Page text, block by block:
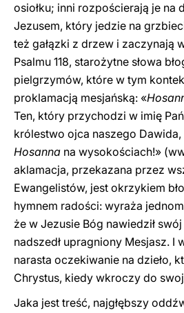
osiołku; inni rozpościerają je na
Jezusem, który jedzie na
też gałązki z drzew i zaczynają
Psalmu 118, starożytne słowa
pielgrzymów, które w tym
proklamacją mesjańską: «
Ten, który przychodzi w imię
królestwo ojca naszego
Hosanna na wysokościach!»
aklamacja, przekazana przez
Ewangelistów, jest okrzykiem
hymnem radości: wyraża
że w Jezusie Bóg nawiedził
nadszedł upragniony Mesjasz. I
narasta oczekiwanie na dzieło,
Chrystus, kiedy wkroczy do
Jaka jest treść, najgłębszy